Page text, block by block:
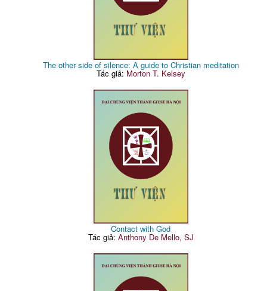
The other side of silence: A guide to Christian meditation
Tác giả: Morton T. Kelsey
Contact with God
Tác giả: Anthony De Mello, SJ